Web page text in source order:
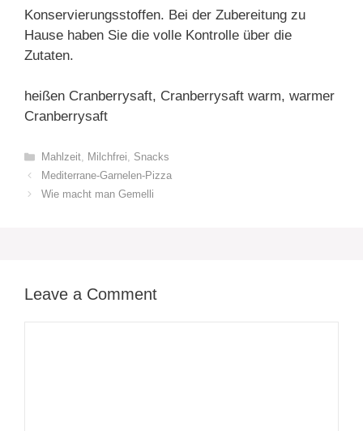
Konservierungsstoffen. Bei der Zubereitung zu
Hause haben Sie die volle Kontrolle über die
Zutaten.
heißen Cranberrysaft, Cranberrysaft warm, warmer
Cranberrysaft
Categories
Mahlzeit, Milchfrei, Snacks
Mediterrane-Garnelen-Pizza
Wie macht man Gemelli
Leave a Comment